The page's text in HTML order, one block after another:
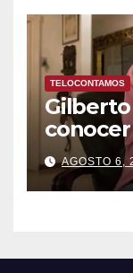
TELOCONTAMOS
tribunal
AGOSTO 6,